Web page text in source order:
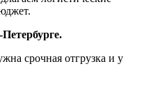
срочная отгрузка и у